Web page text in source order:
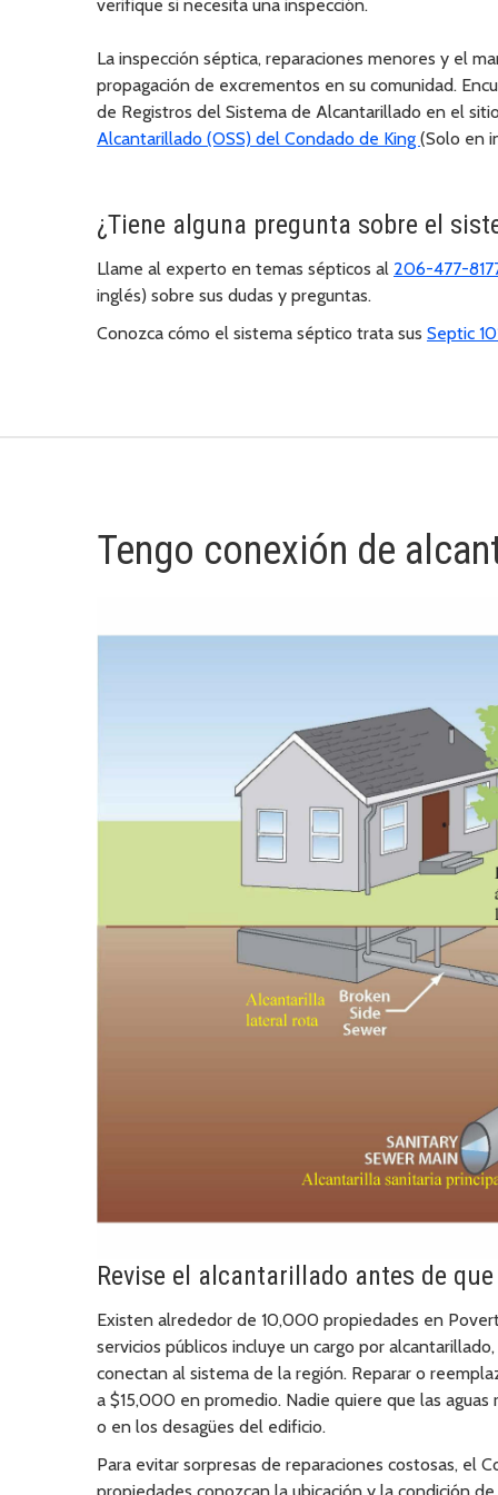
verifique si necesita una inspección.
La inspección séptica, reparaciones menores y el
propagación de excrementos en su comunidad.
de Registros del Sistema de Alcantarillado en el
Alcantarillado (OSS) del Condado de King (Solo en
¿Tiene alguna pregunta sobre el
Llame al experto en temas sépticos al 206-477-
inglés) sobre sus dudas y preguntas.
Conozca cómo el sistema séptico trata sus Septic
Tengo conexión de
Revise el alcantarillado antes de
Existen alrededor de 10,000 propiedades en
servicios públicos incluye un cargo por
conectan al sistema de la región. Reparar o
a $15,000 en promedio. Nadie quiere que las
o en los desagües del edificio.
Para evitar sorpresas de reparaciones costosas, el